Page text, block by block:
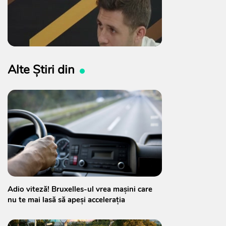
Alte Știri din
Adio viteză! Bruxelles-ul vrea mașini care
nu te mai lasă să apeși accelerația